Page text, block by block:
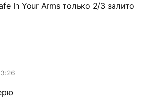
In Your Arms только 2/3 залито